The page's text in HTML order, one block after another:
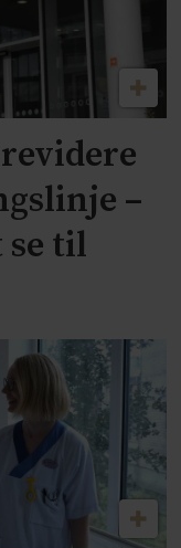
–
se til